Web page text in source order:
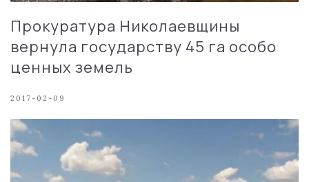
Прокуратура Николаевщины
вернула государству 45 га особо
ценных земель
2017-02-09